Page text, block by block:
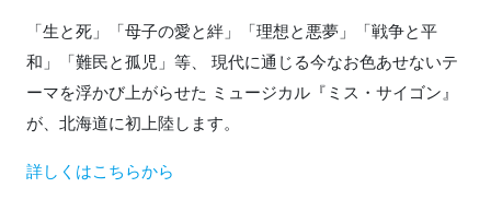
「生と死」「母子の愛と絆」「理想と悪夢」「戦争と平
和」「難民と孤児」等、 現代に通じる今なお色あせないテ
ーマを浮かび上がらせた ミュージカル『ミス・サイゴン』
が、北海道に初上陸します。
詳しくはこちらから